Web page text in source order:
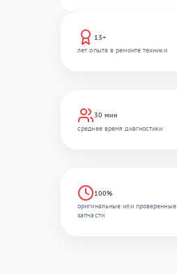
13+
лет опыта в ремонте техники
30 мин
среднее время диагностики
100%
оригинальные или проверенные
запчасти